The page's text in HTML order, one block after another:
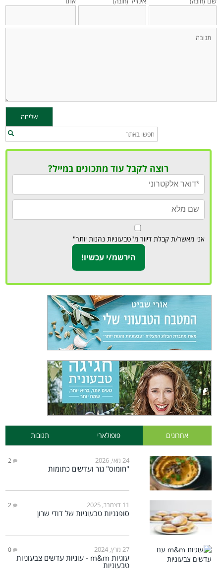
רוצה לקבל עוד מתכונים במייל?
אני מאשר/ת קבלת דיוור מ"טבעוניות נהנות יותר"
אחרונים פופולארי תגובות
24 מאי, 2026 2
"חומוס" גזר ועדשים כתומות
11 דצמבר, 2025 2
סופגניות טבעוניות של דודי שרון
27 מרץ, 2024 0
עוגיות m&m - עוגיות עדשים צבעוניות
טבעוניות